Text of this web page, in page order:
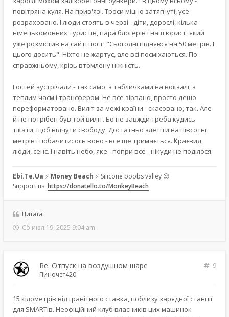
повітряна куля. На прив'язі. Троси міцно затягнуті, усе
розраховано. І люди стоять в черзі - діти, дорослі, кілька
німецькомовних туристів, пара блогерів і наш юрист, який
уже розмістив на сайті пост: "Сьогодні піднявся на 50 метрів. І
цього досить". Ніхто не жартує, але всі посміхаються. По-
справжньому, крізь втомлену ніжність.
Гостей зустрічали - так само, з табличками на вокзалі, з
теплим чаєм і трансфером. Не все зірвано, просто дещо
переформатовано. Виліт за межі країни - скасовано, так. Але
й не потрібен був той виліт. Бо не завжди треба кудись
тікати, щоб відчути свободу. Достатньо злетіти на півсотні
метрів і побачити: ось воно - все ще тримається. Краєвид,
люди, сенс. І навіть небо, яке - попри все - нікуди не поділося.
Ebi.Te.Ua ⚡ Money Beach ⚡ Silicone boobs valley 😉
Support us: https://donatello.to/MonkeyBeach
Цитата
Сб июл 19, 2025 9:04 am
Re: Отпуск на воздушном шаре
9
Пиночет420
15 кілометрів від гранітного ставка, поблизу зарядної станції
для SMARTів. Неофіційний клуб власників цих машинок